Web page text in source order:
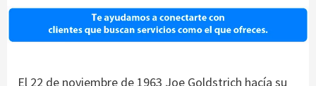
El 22 de noviembre de 1963 Joe Goldstrich hacía su